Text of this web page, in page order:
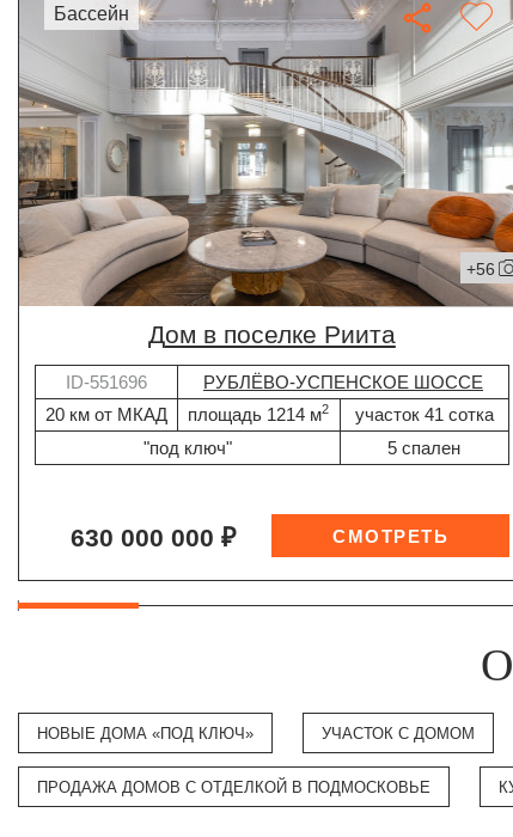
бассейн
+56
дом в поселке Риита
ID-551696
РУБЛЁВО-УСПЕНСКОЕ ШОССЕ
20 км от МКАД
площадь 1214 м2
участок 41 сотка
"под ключ"
5 спален
630 000 000 ₽
НОВЫЕ ДОМА «ПОД КЛЮЧ» УЧАСТОК С ДОМОМ
ПРОДАЖА ДОМОВ С ОТДЕЛКОЙ В ПОДМОСКОВЬЕ